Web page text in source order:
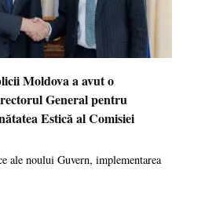
Moldova a avut o
General pentru
Estică al Comisiei
ale noului Guvern, implementarea